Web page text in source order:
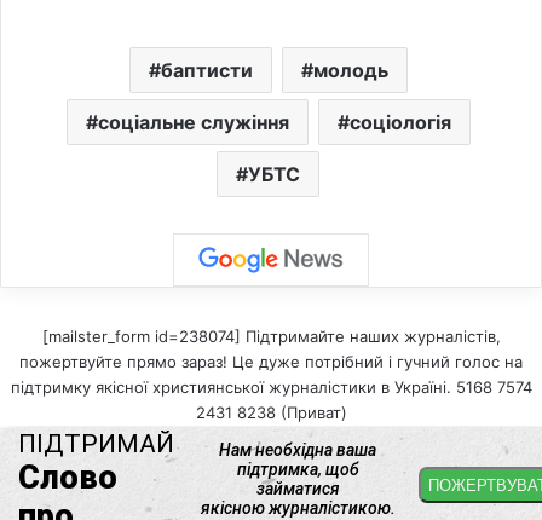
баптисти молодь
соціальне служіння соціологія
УБТС
[mailster_form id=238074] Підтримайте наших журналістів,
пожертвуйте прямо зараз! Це дуже потрібний і гучний голос на
підтримку якісної християнської журналістики в Україні. 5168 7574
2431 8238 (Приват)